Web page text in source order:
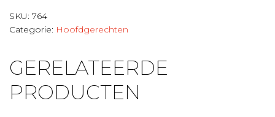
aantal
SKU: 764
Categorie: Hoofdgerechten
GERELATEERDE
PRODUCTEN